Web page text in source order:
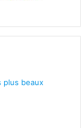
plus beaux